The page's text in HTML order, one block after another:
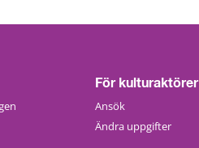
För kulturaktörer
Ansök
Ändra uppgifter